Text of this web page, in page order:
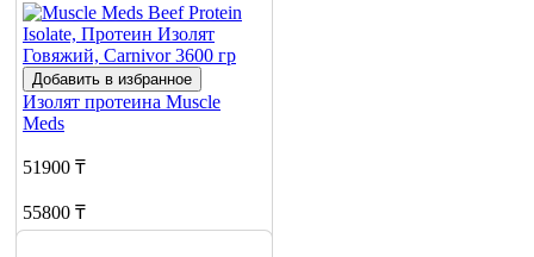
Добавить в избранное
Изолят протеина Muscle
Meds
51900 ₸
55800 ₸